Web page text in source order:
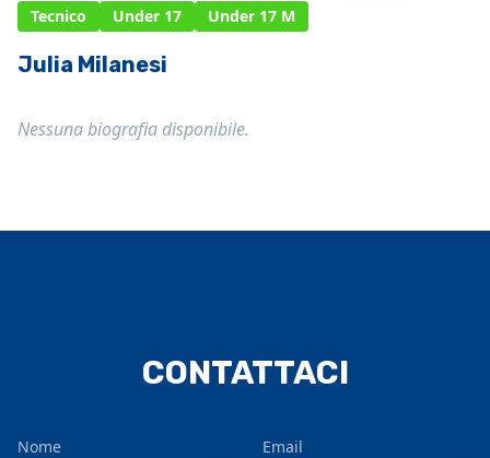
Tecnico Under 17 Under 17 M
Julia Milanesi
Nessuna biografia disponibile.
CONTATTACI
Nome Email